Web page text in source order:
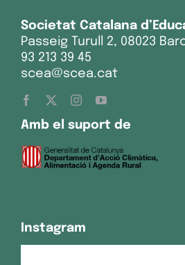
Societat Catalana
Passeig Turull 2, 08023
93 213 39 45
scea@scea.cat
Amb el suport de
Instagram